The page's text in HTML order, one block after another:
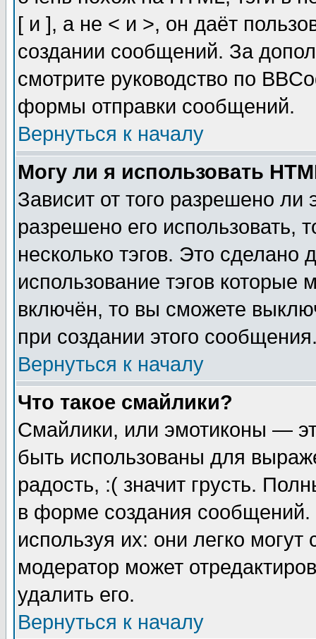
[ и ], а не < и >, он даёт
создании сообщений. За
смотрите руководство по
формы отправки сообщений.
Вернуться к началу
Могу ли я использовать
Зависит от того разрешено
разрешено его использовать,
несколько тэгов. Это сделано
использование тэгов
включён, то вы сможете
при создании этого
Вернуться к началу
Что такое смайлики?
Смайлики, или эмотиконы —
быть использованы для
радость, :( значит грусть.
в форме создания сообщений.
используя их: они легко
модератор может
удалить его.
Вернуться к началу